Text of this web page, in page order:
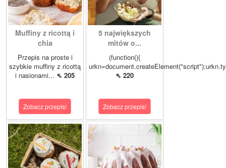
Muffiny z ricottą i
chia
Przepis na proste i
szybkie muffiny z ricottą
i nasionami... ⇖ 205
Zobacz przepis!
5 największych
mitów o...
(function(){
⇖ 220
Zobacz przepis!